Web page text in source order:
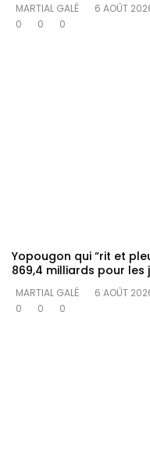
MARTIAL GALÉ
6 AOÛT
0
0 0
Yopougon qui “rit et
869,4 milliards pour les
MARTIAL GALÉ
6 AOÛT
0
0 0